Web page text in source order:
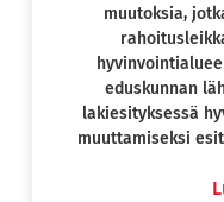
muutoksia,
eduskunnan
lakiesityksessä
muuttamiseksi